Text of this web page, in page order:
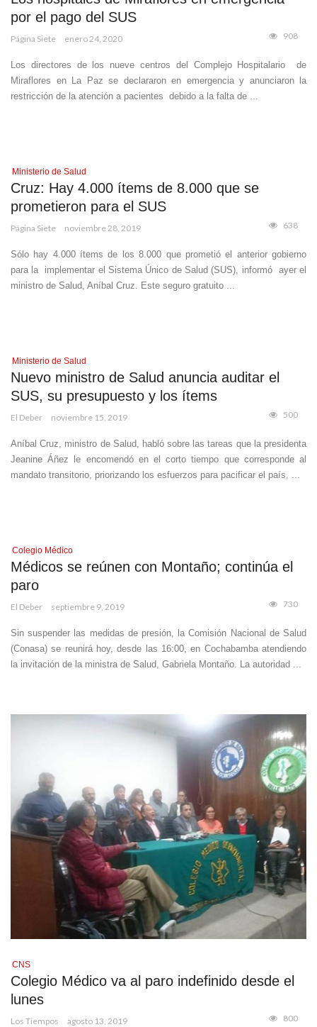
por el pago del SUS
Página Siete enero 24, 2020 908
Los directores de los nueve centros del Complejo Hospitalario de
Miraflores en La Paz se declararon en emergencia y anunciaron la
restricción de la atención a pacientes debido a la falta de ...
Ministerio de Salud
Cruz: Hay 4.000 ítems de 8.000 que se
prometieron para el SUS
Página Siete noviembre 28, 2019 638
Sólo hay 4.000 ítems de los 8.000 que prometió el anterior gobierno
para la implementar el Sistema Único de Salud (SUS), informó ayer el
ministro de Salud, Aníbal Cruz. Este seguro gratuito ...
Ministerio de Salud
Nuevo ministro de Salud anuncia auditar el
SUS, su presupuesto y los ítems
El Deber noviembre 15, 2019 500
Aníbal Cruz, ministro de Salud, habló sobre las tareas que la presidenta
Jeanine Áñez le encomendó en el corto tiempo que corresponde al
mandato transitorio, priorizando los esfuerzos para pacificar el país, ...
Colegio Médico
Médicos se reúnen con Montaño; continúa el
paro
El Deber septiembre 9, 2019 730
Sin suspender las medidas de presión, la Comisión Nacional de Salud
(Conasa) se reunirá hoy, desde las 16:00, en Cochabamba atendiendo
la invitación de la ministra de Salud, Gabriela Montaño. La autoridad ...
CNS
Colegio Médico va al paro indefinido desde el
lunes
Los Tiempos agosto 13, 2019 800